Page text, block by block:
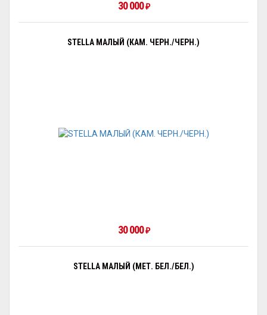
30 000₽
STELLA МАЛЫЙ (КАМ. ЧЕРН./ЧЕРН.)
30 000₽
STELLA МАЛЫЙ (МЕТ. БЕЛ./БЕЛ.)